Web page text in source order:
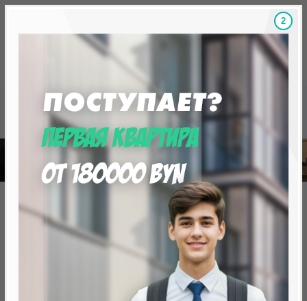
Скидки на новостройки, бонусы
База новостроек Минска «Антоновский квартал»
Жилой комплекс «Антоновский
1